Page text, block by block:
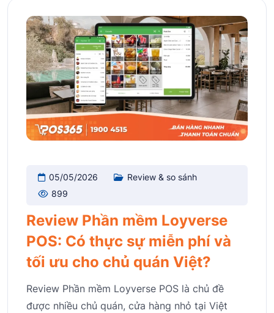
05/05/2026
Review & so sánh
899
Review Phần mềm Loyverse
POS: Có thực sự miễn phí và
tối ưu cho chủ quán Việt?
Review Phần mềm Loyverse POS là chủ đề
được nhiều chủ quán, cửa hàng nhỏ tại Việt